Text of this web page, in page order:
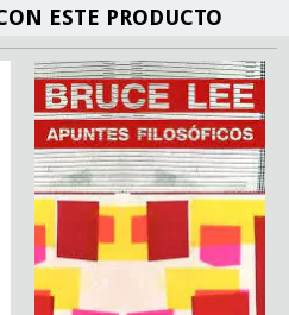
ESTE PRODUCTO